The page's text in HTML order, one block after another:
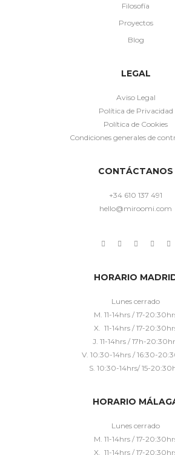
Filosofía
Proyectos
Blog
LEGAL
Aviso Legal
Política de Privacidad
Política de Cookies
Condiciones generales de
CONTÁCTANOS
+34 610 137 491
hello@miroomi.com
HORARIO
Lunes cerrado
M. 11-14hrs / 17-
X. 11-14hrs / 17-
J. 11-14hrs / 17h-
V. 10:30-14hrs / 16:30-
S. 10:30-14hrs/ 15-
HORARIO
Lunes cerrado
M. 11-14hrs / 17-
X. 11-14hrs / 17-